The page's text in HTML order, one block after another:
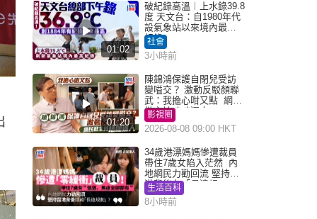
01:02
破紀錄高溫︱上水錄39.8
度 天文台：自1980年代
設氣象站以來境內最高
紀錄
社會
3小時前
01:20
陳錦鴻保護自閉兒受訪
變嗌交？ 激動反駁顏聯
武：我擔心咁又點 網民
批主持咄咄逼人
影視圈
2026-08-08 09:00 HKT
34歲港漂媽媽慘遭裁員
帶住7歲女陷入茫然 內
地網民力勸回流 堅持留
港背後有「長遠規
劃」？
生活百科
8小時前